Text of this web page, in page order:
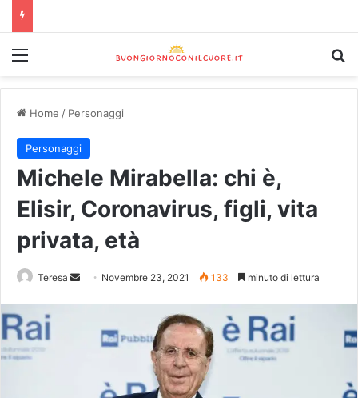
Home / Personaggi
Personaggi
Michele Mirabella: chi è,
Elisir, Coronavirus, figli, vita
privata, età
Teresa Novembre 23, 2021 133 minuto di lettura